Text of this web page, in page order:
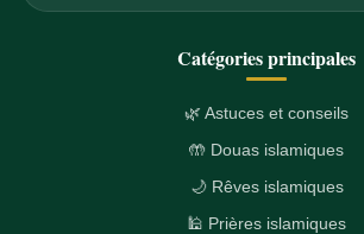
Catégories principales
🌿 Astuces et conseils
🤲 Douas islamiques
🌙 Rêves islamiques
🕌 Prières islamiques